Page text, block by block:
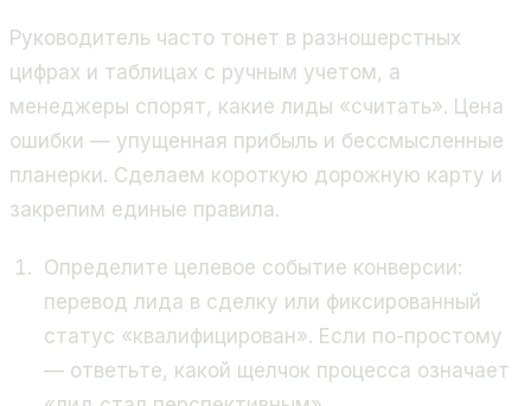
Руководитель часто тонет в разношерстных
цифрах и таблицах с ручным учетом, а
менеджеры спорят, какие лиды «считать». Цена
ошибки — упущенная прибыль и бессмысленные
планерки. Сделаем короткую дорожную карту и
закрепим единые правила.
Определите целевое событие конверсии:
перевод лида в сделку или фиксированный
статус «квалифицирован». Если по-простому
— ответьте, какой щелчок процесса означает